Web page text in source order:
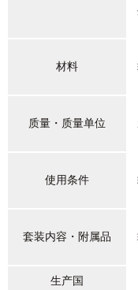
材料
质量・质量单位
使用条件
套装内容・附属品
生产国